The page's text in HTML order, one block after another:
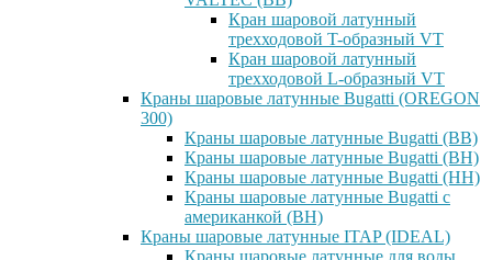
Кран шаровой латунный
трехходовой T-образный VT
Кран шаровой латунный
трехходовой L-образный VT
Краны шаровые латунные Bugatti (OREGON
300)
Краны шаровые латунные Bugatti (ВВ)
Краны шаровые латунные Bugatti (ВН)
Краны шаровые латунные Bugatti (НН)
Краны шаровые латунные Bugatti с
американкой (ВН)
Краны шаровые латунные ITAP (IDEAL)
Краны шаровые латунные для воды